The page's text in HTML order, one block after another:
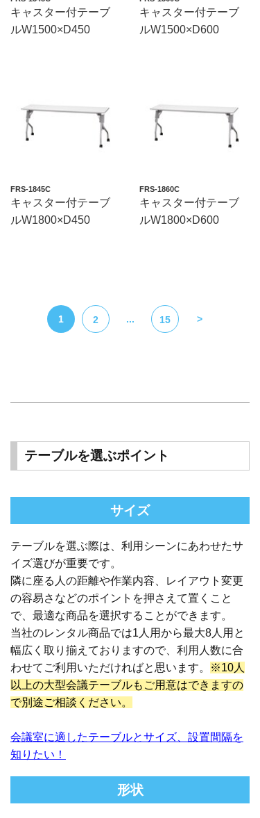
キャスター付テーブ
ルW1500×D450
キャスター付テーブ
ルW1500×D600
FRS-1845C
キャスター付テーブ
ルW1800×D450
FRS-1860C
キャスター付テーブ
ルW1800×D600
1 2 ... 15 >
テーブルを選ぶポイント
サイズ
テーブルを選ぶ際は、利用シーンにあわせたサ
イズ選びが重要です。
隣に座る人の距離や作業内容、レイアウト変更
の容易さなどのポイントを押さえて置くこと
で、最適な商品を選択することができます。
当社のレンタル商品では1人用から最大8人用と
幅広く取り揃えておりますので、利用人数に合
わせてご利用いただければと思います。
※10人
以上の大型会議テーブルもご用意はできますの
で別途ご相談ください。
会議室に適したテーブルとサイズ、設置間隔を
知りたい！
形状